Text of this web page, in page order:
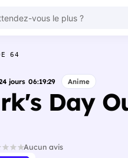
64
jours 06:19:28 Anime
Day
Aucun avis